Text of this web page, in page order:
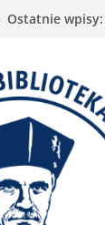
Ostatnie wpisy: